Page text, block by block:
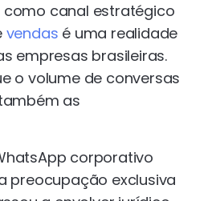
como canal estratégico
vendas é uma realidade
empresas brasileiras.
o volume de conversas
as
corporativo
preocupação exclusiva